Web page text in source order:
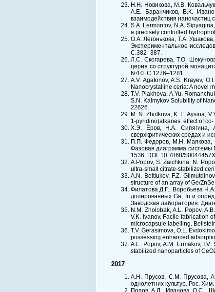
Н.Н. Новикова, М.В.
А.Е. Баранчиков, В.К.
взаимодействия
S.A. Lermontov, N.A.
a precisely controlled
О.А. Легонькова, Т.А.
Экспериментальное
C.382–387.
Л.С. Скогарева, Т.О.
церия со структурой
№10. С.1276–1281.
A.V. Agafonov, A.S. Krayev,
Nanocrystalline ceria: A novel
T.V. Plakhova, A.Yu.
S.N. Kalmykov Solubility of
22626.
M. N. Zhidkova, K. E. Aysina,
1-pyridino)alkanes: effect of
Х.Э. Ёров, Н.А. Сипягина,
сверхкритических средах и
П.П. Федоров, М.Н. Маякова,
Фазовая диаграмма системы
1536. DOI: 10.7868/
A.Popov, S. Zaichkina, N.
ultra-small citrate-stabilized
A.N. Beltiukov, F.Z.
structure of an array of Ge/
Филатова Д.Г., Воробьева
допированных Ga, In и
Заводская лаборатория.
N.M. Zholobak, A.L. Popov,
V.K. Ivanov. Facile fabrication
microcapsule labelling.
T.V. Gerasimova, O.L.
possessing enhanced
A.L. Popov, A.M. Ermakov,
stabilized nanoparticles of
2017
А.Н. Прусов, С.М. Прусова,
однолетних культур. Рос.
Попов А.Л., Иванова О.С.,